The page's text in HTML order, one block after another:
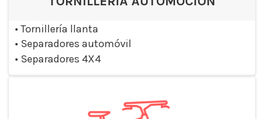
• Tornillería llanta
• Separadores automóvil
• Separadores 4X4